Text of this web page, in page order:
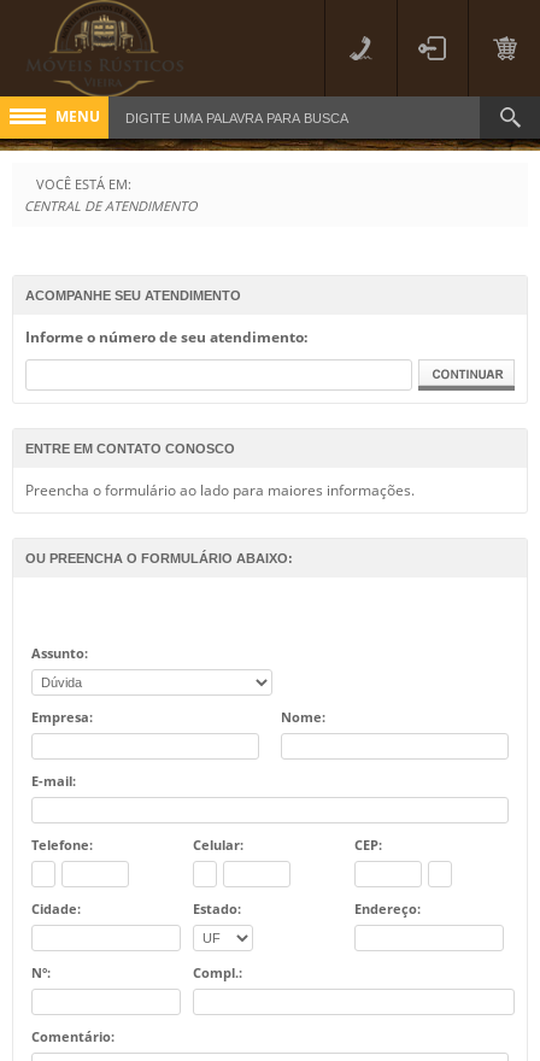
MENU
Acesse sua conta
BANCOS E SOFÁS
GABINETES / BUFFET E ARMÁRIOS
MESAS DE MADEIRA
SERVIÇOS
VOCÊ ESTÁ EM:
CENTRAL DE ATENDIMENTO
ACOMPANHE SEU ATENDIMENTO
Informe o número de seu atendimento:
ENTRE EM CONTATO CONOSCO
Preencha o formulário ao lado para maiores informações.
OU PREENCHA O FORMULÁRIO ABAIXO:
Assunto:
Empresa: Nome:
E-mail:
Telefone: Celular: CEP:
Cidade: Estado: Endereço:
Nº: Compl.:
Comentário: